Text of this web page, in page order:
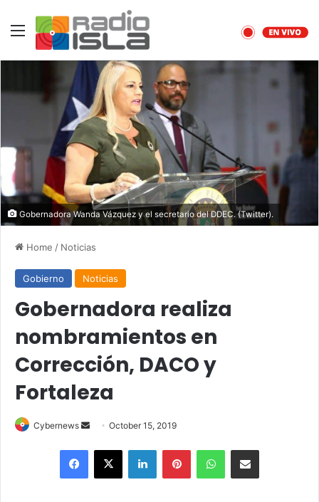
Menu
Gobernadora Wanda Vázquez y el secretario del DDEC. (Twitter).
Home / Noticias
Gobierno Noticias
Gobernadora realiza
nombramientos en
Corrección, DACO y
Fortaleza
Cybernews
Send
email
October 15, 2019
Facebook
X LinkedInPinterestWhatsAppShare via Email